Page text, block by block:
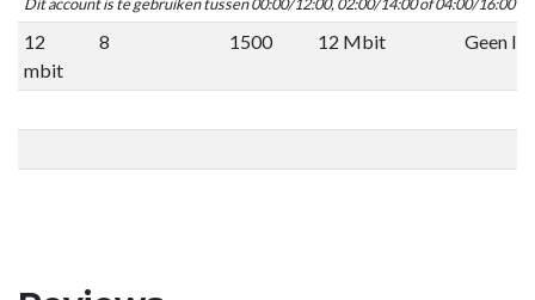
12
mbit
8 1500 12 Mbit Geen